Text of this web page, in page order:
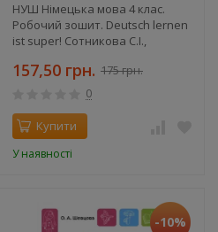
НУШ Німецька мова 4 клас.
Робочий зошит. Deutsch lernen
ist super! Сотникова С.І.,
157,50 грн. 175 грн.
0
Купити
У наявності
-10%